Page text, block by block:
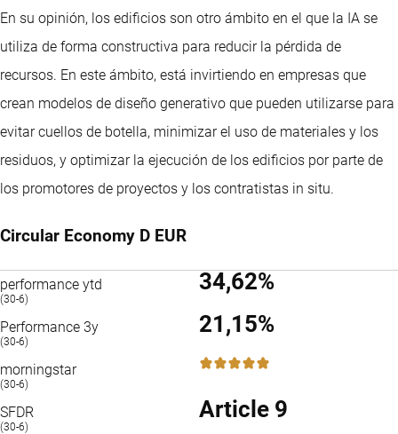
En su opinión, los edificios son otro ámbito en el que la IA se
utiliza de forma constructiva para reducir la pérdida de
recursos. En este ámbito, está invirtiendo en empresas que
crean modelos de diseño generativo que pueden utilizarse para
evitar cuellos de botella, minimizar el uso de materiales y los
residuos, y optimizar la ejecución de los edificios por parte de
los promotores de proyectos y los contratistas in situ.
Circular Economy D EUR
performance ytd
(30-6)
34,62%
Performance 3y
(30-6)
21,15%
morningstar
(30-6)
5 / 5
SFDR
(30-6)
Article 9